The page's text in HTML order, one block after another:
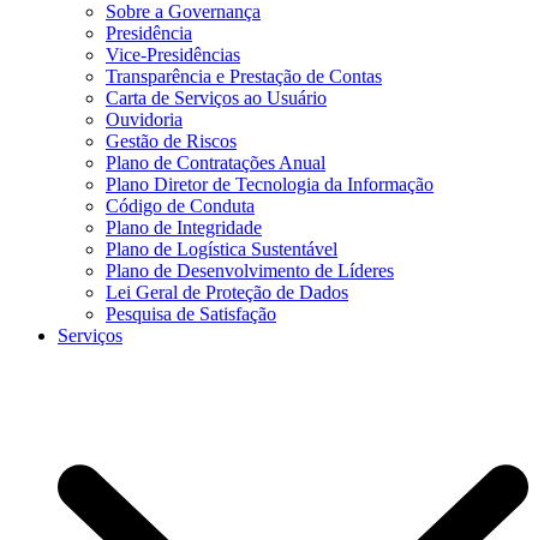
Sobre a Governança
Presidência
Vice-Presidências
Transparência e Prestação de Contas
Carta de Serviços ao Usuário
Ouvidoria
Gestão de Riscos
Plano de Contratações Anual
Plano Diretor de Tecnologia da Informação
Código de Conduta
Plano de Integridade
Plano de Logística Sustentável
Plano de Desenvolvimento de Líderes
Lei Geral de Proteção de Dados
Pesquisa de Satisfação
Serviços